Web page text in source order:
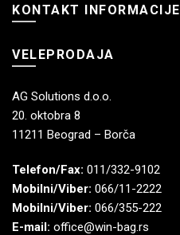
KONTAKT INFORMACIJE
VELEPRODAJA
AG Solutions d.o.o.
20. oktobra 8
11211 Beograd – Borča
Telefon/Fax: 011/332-9102
Mobilni/Viber: 066/11-2222
Mobilni/Viber: 066/355-222
E-mail: office@win-bag.rs